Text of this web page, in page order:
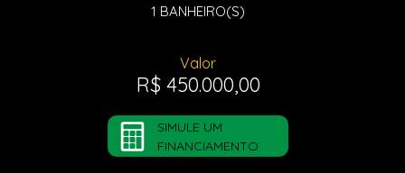
1 BANHEIRO(S)
Valor
R$ 450.000,00
SIMULE UM
FINANCIAMENTO